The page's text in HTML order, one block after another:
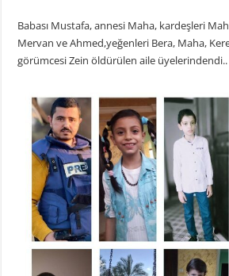
Babası Mustafa, annesi Maha, kardeşleri
Mervan ve Ahmed,yeğenleri Bera, Maha,
görümcesi Zein öldürülen aile üyelerindendi..